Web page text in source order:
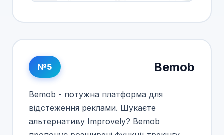
№5 Bemob
Bemob - потужна платформа для
відстеження реклами. Шукаєте
альтернативу Improvely? Bemob